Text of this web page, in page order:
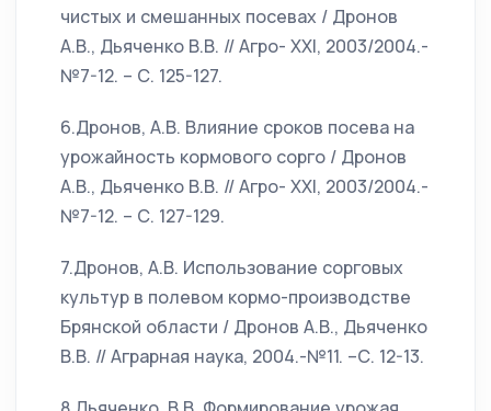
чистых и смешанных посевах / Дронов
А.В., Дьяченко В.В. // Агро- XXI, 2003/2004.-
№7-12. – С. 125-127.
6.Дронов, А.В. Влияние сроков посева на
урожайность кормового сорго / Дронов
А.В., Дьяченко В.В. // Агро- XXI, 2003/2004.-
№7-12. – С. 127-129.
7.Дронов, А.В. Использование сорговых
культур в полевом кормо-производстве
Брянской области / Дронов А.В., Дьяченко
В.В. // Аграрная наука, 2004.-№11. –С. 12-13.